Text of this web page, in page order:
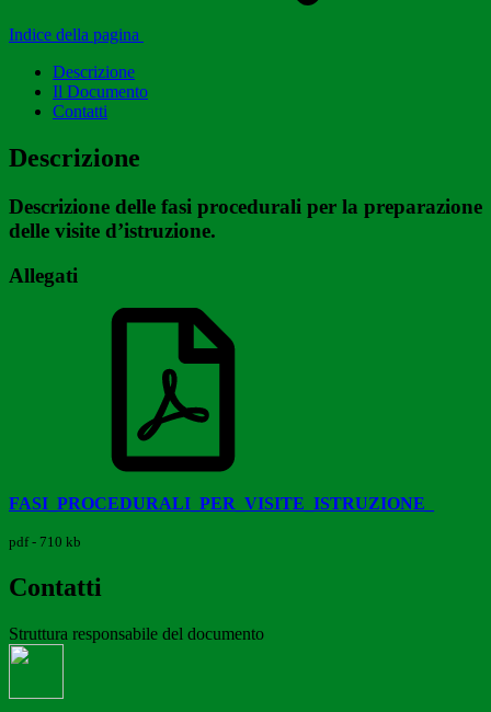
Indice della pagina
Descrizione
Il Documento
Contatti
Descrizione
Descrizione delle fasi procedurali per la preparazione
delle visite d’istruzione.
Allegati
FASI_PROCEDURALI_PER_VISITE_ISTRUZIONE_
pdf - 710 kb
Contatti
Struttura responsabile del documento